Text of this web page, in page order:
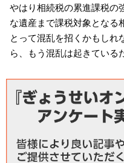
やはり相続税の累進課税の
な遺産まで課税対象となる
とって混乱を招くかもしれ
ら、もう混乱は起きている